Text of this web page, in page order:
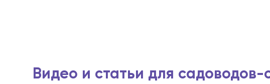
Видео и статьи для садоводов-